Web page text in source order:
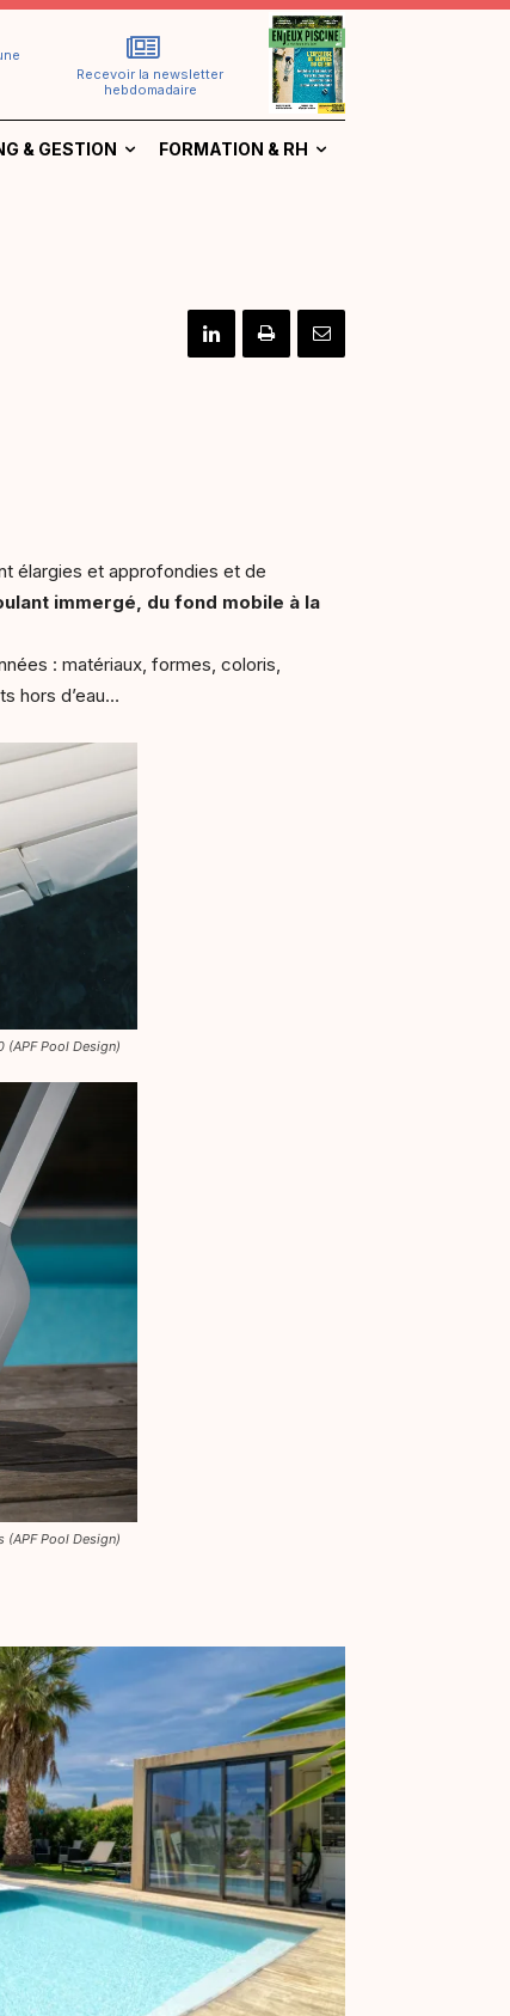
Recevoir la newsletter
hebdomadaire
& GESTION FORMATION & RH
élargies et approfondies et de
immergé, du fond mobile à la
: matériaux, formes, coloris,
hors d’eau…
Pool Design)
(APF Pool Design)